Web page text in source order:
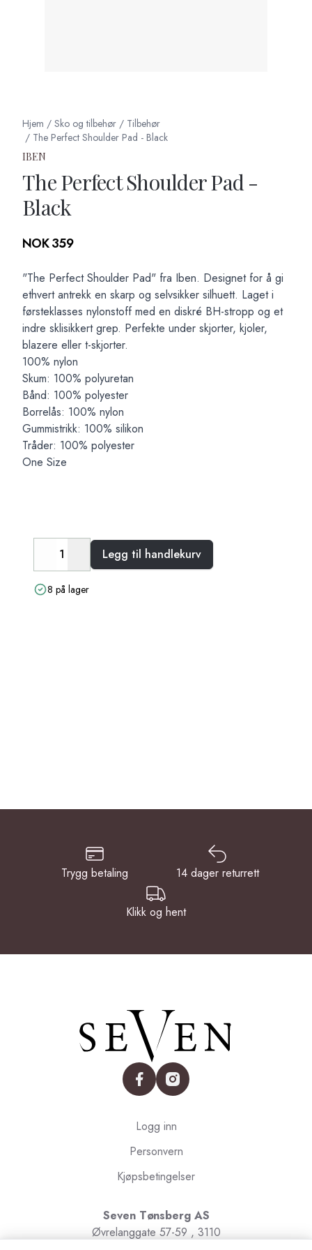
Hjem / Sko og tilbehør / Tilbehør
/ The Perfect Shoulder Pad - Black
IBEN
The Perfect Shoulder Pad -
Black
Produktdetaljer
NOK 359
Description
"The Perfect Shoulder Pad" fra Iben. Designet for å gi
ethvert antrekk en skarp og selvsikker silhuett. Laget i
førsteklasses nylonstoff med en diskré BH-stropp og et
indre sklisikkert grep. Perfekte under skjorter, kjoler,
blazere eller t-skjorter.
100% nylon
Skum: 100% polyuretan
Bånd: 100% polyester
Borrelås: 100% nylon
Gummistrikk: 100% silikon
Tråder: 100% polyester
One Size
DecreaseIncreaseLegg til handlekurv
8 på lager
Trygg betaling 14 dager returrett
Klikk og hent
facebookinstagram
Logg inn
Personvern
Kjøpsbetingelser
Seven Tønsberg AS
Øvrelanggate 57-59 , 3110